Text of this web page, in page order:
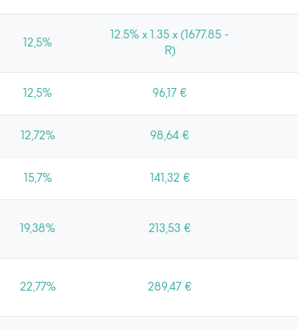
12,5%
12.5% x 1.35 x (1677.85 -
R)
12,5% 96,17 €
12,72% 98,64 €
15,7% 141,32 €
19,38% 213,53 €
22,77% 289,47 €